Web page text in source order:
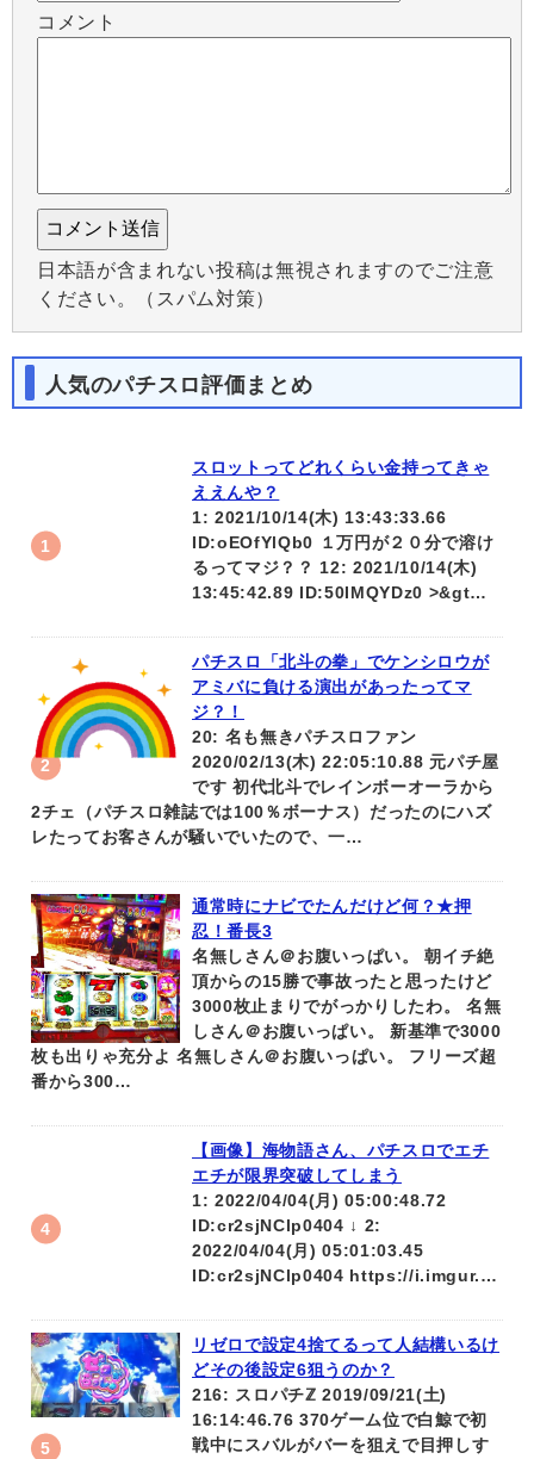
コメント
日本語が含まれない投稿は無視されますのでご注意
ください。（スパム対策）
人気のパチスロ評価まとめ
スロットってどれくらい金持ってきゃ
ええんや？
1: 2021/10/14(木) 13:43:33.66
ID:oEOfYlQb0 １万円が２０分で溶け
るってマジ？？ 12: 2021/10/14(木)
13:45:42.89 ID:50IMQYDz0 >&gt…
パチスロ「北斗の拳」でケンシロウが
アミバに負ける演出があったってマ
ジ？！
20: 名も無きパチスロファン
2020/02/13(木) 22:05:10.88 元パチ屋
です 初代北斗でレインボーオーラから
2チェ（パチスロ雑誌では100％ボーナス）だったのにハズ
レたってお客さんが騒いでいたので、一…
通常時にナビでたんだけど何？★押
忍！番長3
名無しさん＠お腹いっぱい。 朝イチ絶
頂からの15勝で事故ったと思ったけど
3000枚止まりでがっかりしたわ。 名無
しさん＠お腹いっぱい。 新基準で3000
枚も出りゃ充分よ 名無しさん＠お腹いっぱい。 フリーズ超
番から300…
【画像】海物語さん、パチスロでエチ
エチが限界突破してしまう
1: 2022/04/04(月) 05:00:48.72
ID:cr2sjNClp0404 ↓ 2:
2022/04/04(月) 05:01:03.45
ID:cr2sjNClp0404 https://i.imgur.…
リゼロで設定4捨てるって人結構いるけ
どその後設定6狙うのか？
216: スロパチℤ 2019/09/21(土)
16:14:46.76 370ゲーム位で白鯨で初
戦中にスバルがバーを狙えで目押しす